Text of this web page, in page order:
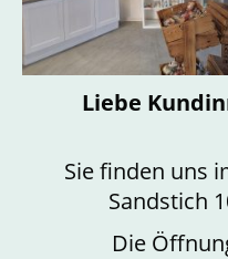
Liebe
Sie finden uns
Sandstich
Die